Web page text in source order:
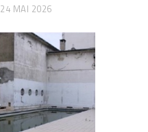
24 MAI 2026